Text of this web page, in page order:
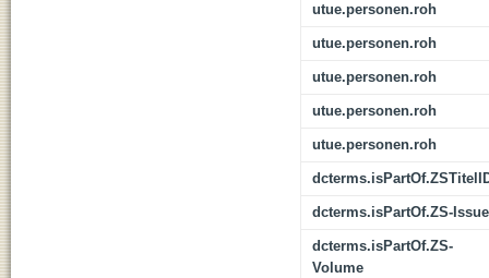
utue.personen.roh
utue.personen.roh
utue.personen.roh
utue.personen.roh
utue.personen.roh
dcterms.isPartOf.ZS-Issue
dcterms.isPartOf.ZS-
Volume